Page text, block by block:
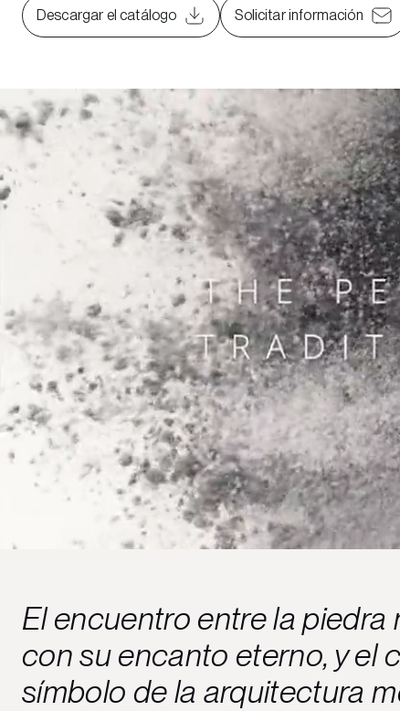
Descargar el catálogo Solicitar información
El encuentro entre la piedra
con su encanto eterno, y el
símbolo de la arquitectura